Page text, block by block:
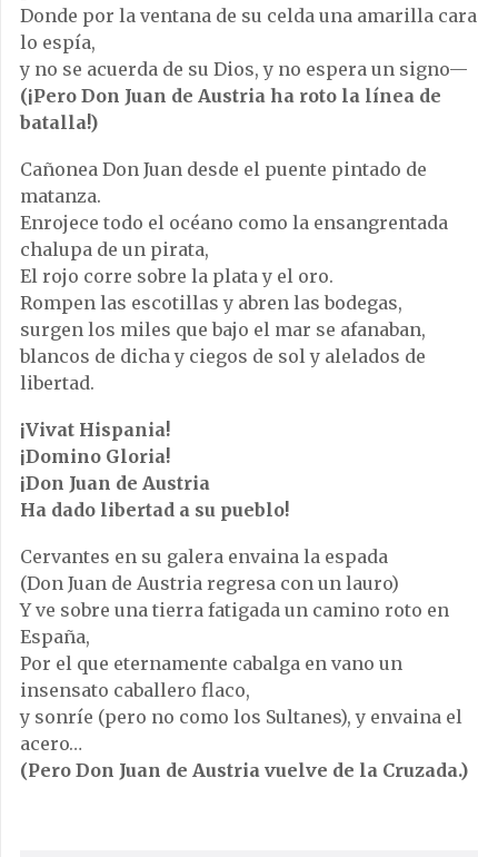
Donde por la ventana de su celda una amarilla cara
lo espía,
y no se acuerda de su Dios, y no espera un signo—
(¡Pero Don Juan de Austria ha roto la línea de
batalla!)
Cañonea Don Juan desde el puente pintado de
matanza.
Enrojece todo el océano como la ensangrentada
chalupa de un pirata,
El rojo corre sobre la plata y el oro.
Rompen las escotillas y abren las bodegas,
surgen los miles que bajo el mar se afanaban,
blancos de dicha y ciegos de sol y alelados de
libertad.
¡Vivat Hispania!
¡Domino Gloria!
¡Don Juan de Austria
Ha dado libertad a su pueblo!
Cervantes en su galera envaina la espada
(Don Juan de Austria regresa con un lauro)
Y ve sobre una tierra fatigada un camino roto en
España,
Por el que eternamente cabalga en vano un
insensato caballero flaco,
y sonríe (pero no como los Sultanes), y envaina el
acero…
(Pero Don Juan de Austria vuelve de la Cruzada.)